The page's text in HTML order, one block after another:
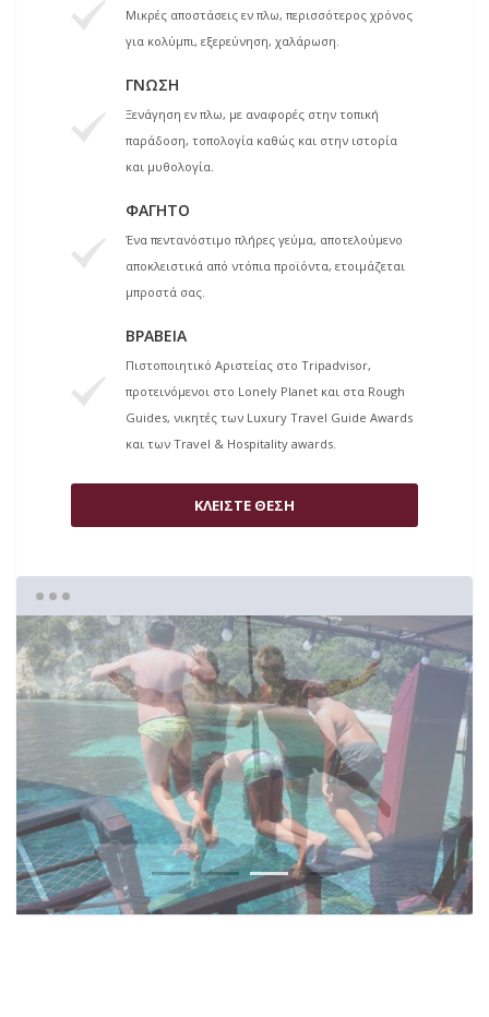
Μικρές αποστάσεις εν πλω, περισσότερος χρόνος
για κολύμπι, εξερεύνηση, χαλάρωση.
ΓΝΏΣΗ
Ξενάγηση εν πλω, με αναφορές στην τοπική
παράδοση, τοπολογία καθώς και στην ιστορία
και μυθολογία.
ΦΑΓΗΤΌ
Ένα πεντανόστιμο πλήρες γεύμα, αποτελούμενο
αποκλειστικά από ντόπια προϊόντα, ετοιμάζεται
μπροστά σας.
ΒΡΑΒΕΊΑ
Πιστοποιητικό Αριστείας στο Tripadvisor,
προτεινόμενοι στο Lonely Planet και στα Rough
Guides, νικητές των Luxury Travel Guide Awards
και των Travel & Hospitality awards.
ΚΛΕΙΣΤΕ ΘΕΣΗ
1 2 3 4